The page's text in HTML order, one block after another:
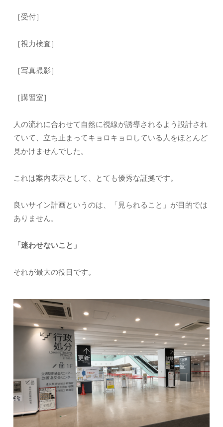
［受付］
［視力検査］
［写真撮影］
［講習室］
人の流れに合わせて自然に視線が誘導されるよう設計され
ていて、立ち止まってキョロキョロしている人をほとんど
見かけませんでした。
これは案内表示として、とても優秀な証拠です。
良いサイン計画というのは、「見られること」が目的では
ありません。
「迷わせないこと」
それが最大の役目です。